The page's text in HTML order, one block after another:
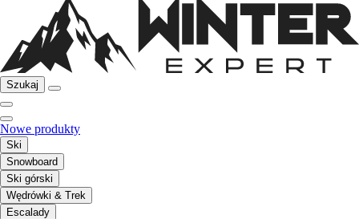
Szukaj
Nowe produkty
Ski
Snowboard
Ski górski
Wędrówki & Trek
Escalady